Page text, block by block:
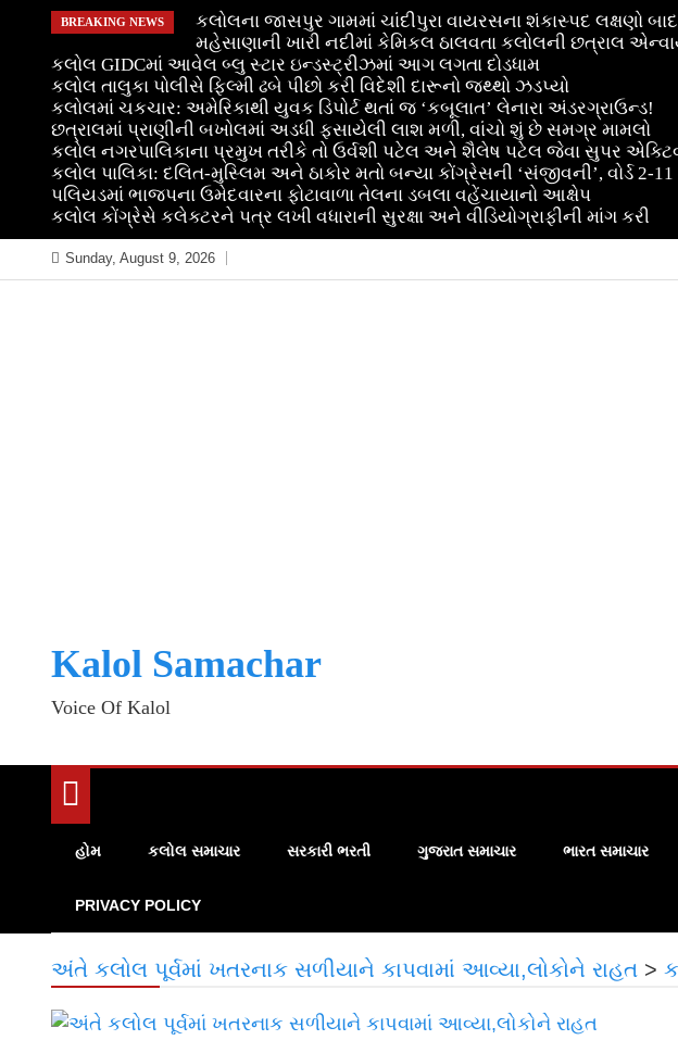
content
BREAKING NEWS
કલોલના જાસપુર ગામમાં ચાંદીપુરા વાયરસના શંકાસ્પદ લક્ષણો
મહેસાણાની ખારી નદીમાં કેમિકલ ઠાલવતા કલોલની છત્રાલ
કલોલ GIDCમાં આવેલ બ્લુ સ્ટાર ઇન્ડસ્ટ્રીઝમાં આગ લગતા દોડધામ
કલોલ તાલુકા પોલીસે ફિલ્મી ઢબે પીછો કરી વિદેશી દારૂનો જથ્થો ઝડપ્યો
કલોલમાં ચકચાર: અમેરિકાથી યુવક ડિપોર્ટ થતાં જ ‘કબૂલાત’ લેનારા અંડરગ્રાઉન્ડ!
છત્રાલમાં પ્રાણીની બખોલમાં અડધી ફસાયેલી લાશ મળી, વાંચો શું છે સમગ્ર મામલો
કલોલ નગરપાલિકાના પ્રમુખ તરીકે તો ઉર્વશી પટેલ અને શૈલેષ પટેલ જેવા સુપર
કલોલ પાલિકા: દલિત-મુસ્લિમ અને ઠાકોર મતો બન્યા કોંગ્રેસની ‘સંજીવની’, વોર્ડ 2-
પલિયડમાં ભાજપના ઉમેદવારના ફોટાવાળા તેલના ડબલા વહેંચાયાનો આક્ષેપ
કલોલ કોંગ્રેસે કલેક્ટરને પત્ર લખી વધારાની સુરક્ષા અને વીડિયોગ્રાફીની માંગ કરી
Sunday, August 9, 2026
Kalol Samachar
Voice Of Kalol
હોમ કલોલ સમાચાર સરકારી ભરતી ગુજરાત સમાચાર ભારત સમાચાર
PRIVACY POLICY
અંતે કલોલ પૂર્વમાં ખતરનાક સળીયાને કાપવામાં આવ્યા,લોકોને રાહત >